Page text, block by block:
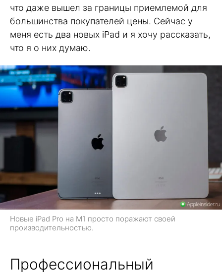
что даже вышел за границы приемлемой для
большинства покупателей цены. Сейчас у
меня есть два новых iPad и я хочу рассказать,
что я о них думаю.
Новые iPad Pro на M1 просто поражают своей
производительностью.
Профессиональный